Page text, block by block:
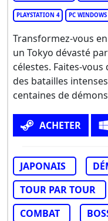
PLAYSTATION 4 PC WINDOWS
Transformez-vous
un Tokyo dévasté
célestes. Faites-
des batailles
centaines de
ACHETER
JAPONAIS
TOUR PAR TOUR
COMBAT